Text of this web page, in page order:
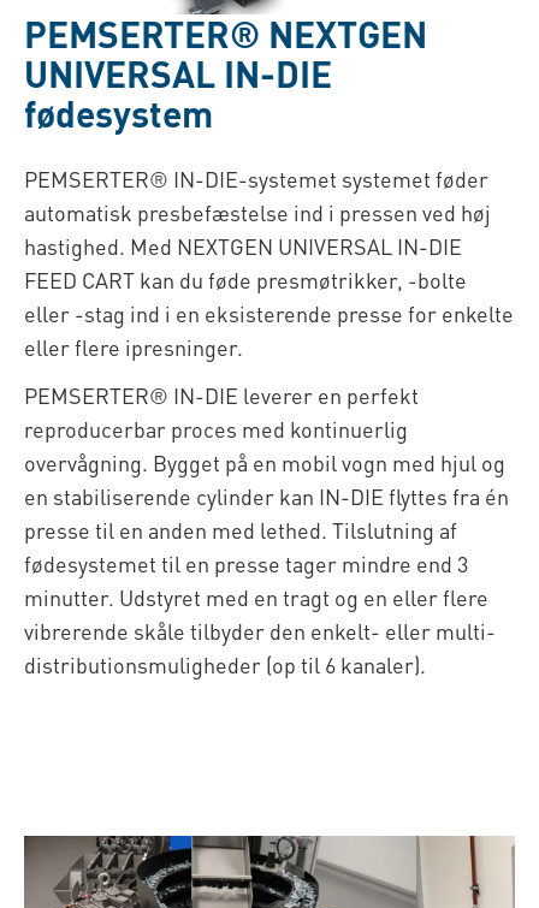
PEMSERTER® NEXTGEN
UNIVERSAL IN-DIE
fødesystem
PEMSERTER® IN-DIE-systemet systemet føder
automatisk presbefæstelse ind i pressen ved høj
hastighed. Med NEXTGEN UNIVERSAL IN-DIE
FEED CART kan du føde presmøtrikker, -bolte
eller -stag ind i en eksisterende presse for enkelte
eller flere ipresninger.
PEMSERTER® IN-DIE leverer en perfekt
reproducerbar proces med kontinuerlig
overvågning. Bygget på en mobil vogn med hjul og
en stabiliserende cylinder kan IN-DIE flyttes fra én
presse til en anden med lethed. Tilslutning af
fødesystemet til en presse tager mindre end 3
minutter. Udstyret med en tragt og en eller flere
vibrerende skåle tilbyder den enkelt- eller multi-
distributionsmuligheder (op til 6 kanaler).